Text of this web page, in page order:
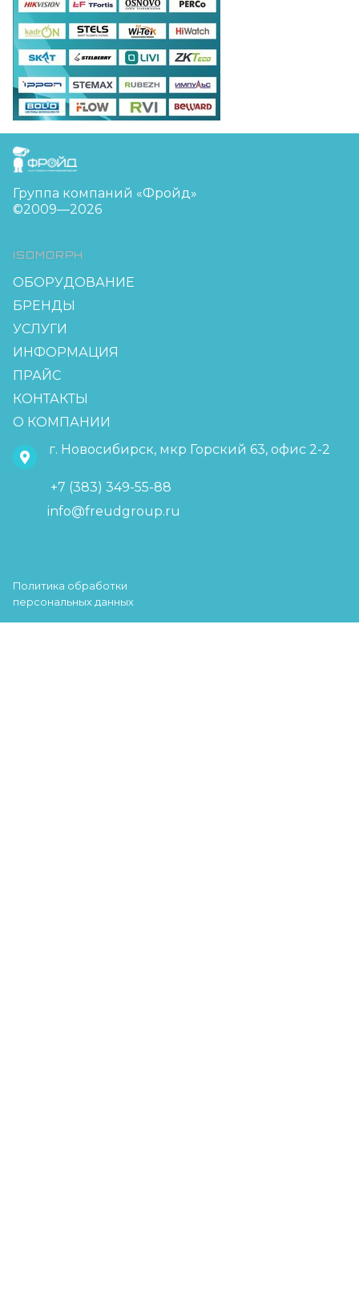
FreudGroup
Группа компаний «Фройд»
©2009—2026
ISOMORPH
ОБОРУДОВАНИЕ
БРЕНДЫ
УСЛУГИ
ИНФОРМАЦИЯ
ПРАЙС
КОНТАКТЫ
О КОМПАНИИ
г. Новосибирск, мкр Горский 63, офис 2-2
+7 (383) 349-55-88
info@freudgroup.ru
Политика обработки
персональных данных